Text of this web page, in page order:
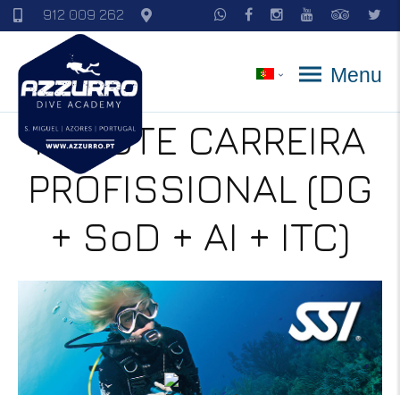
912 009 262
Menu
PACOTE CARREIRA
PROFISSIONAL (DG
+ SoD + AI + ITC)